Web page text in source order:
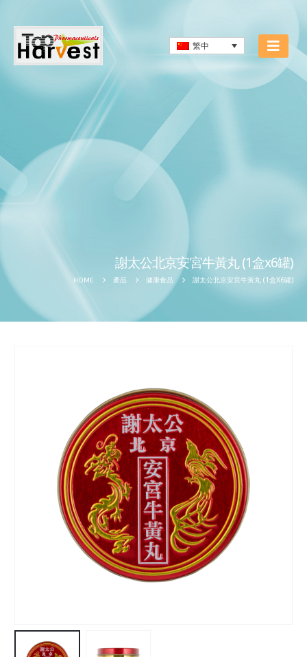
繁中
謝太公北京安宮牛黃丸 (1盒x6罐)
HOME 產品 健康食品 謝太公北京安宮牛黃丸 (1盒X6罐)